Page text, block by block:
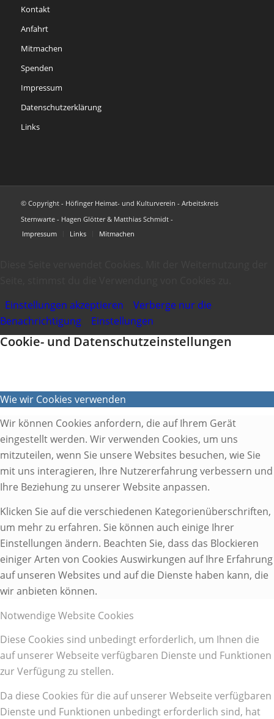
Kontakt
Anfahrt
Mitmachen
Spenden
Impressum
Datenschutzerklärung
Links
© Copyright - Höfinger Heimat- und Kulturverein - Arbeitskreis
Sternwarte - Hagen Glötter & Matthias Schmidt -
Impressum
Links Mitmachen
Einstellungen akzeptieren
Verberge nur die
Benachrichtigung
Einstellungen
Cookie- und Datenschutzeinstellungen
Wie wir Cookies verwenden
Wir können Cookies anfordern, die auf Ihrem Gerät
eingestellt werden. Wir verwenden Cookies, um uns
mitzuteilen, wenn Sie unsere Websites besuchen, wie Sie
mit uns interagieren, Ihre Nutzererfahrung verbessern und
Ihre Beziehung zu unserer Website anpassen.
Klicken Sie auf die verschiedenen Kategorienüberschriften,
um mehr zu erfahren. Sie können auch einige Ihrer
Einstellungen ändern. Beachten Sie, dass das Blockieren
einiger Arten von Cookies Auswirkungen auf Ihre Erfahrung
auf unseren Websites und auf die Dienste haben kann, die
wir anbieten können.
Notwendige Website Cookies
Diese Cookies sind unbedingt erforderlich, um Ihnen die
auf unserer Webseite verfügbaren Dienste und Funktionen
zur Verfügung zu stellen.
Da diese Cookies für die auf unserer Webseite verfügbaren
Dienste und Funktionen unbedingt erforderlich sind, hat